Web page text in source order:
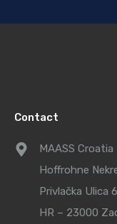
Contact
MAASS Croatia
Hoffrohne
Privlačka Ulica 6
HR – 23000